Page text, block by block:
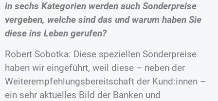
in sechs Kategorien werden auch Sonderpreise
vergeben, welche sind das und warum haben Sie
diese ins Leben gerufen?
Robert Sobotka: Diese speziellen Sonderpreise
haben wir eingeführt, weil diese – neben der
Weiterempfehlungsbereitschaft der Kund:innen –
ein sehr aktuelles Bild der Banken und